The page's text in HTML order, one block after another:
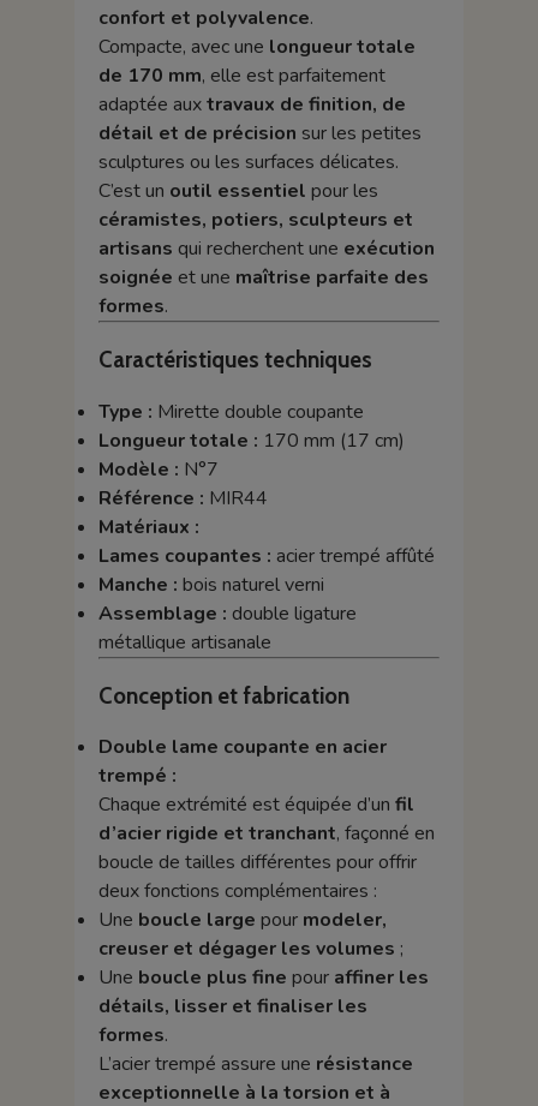
confort et polyvalence.
Compacte, avec une longueur totale
de 170 mm, elle est parfaitement
adaptée auxtravaux de finition, de
détail et de précision sur les petites
sculptures ou les surfaces délicates.
C’est un outil essentiel pour les
céramistes, potiers, sculpteurs et
artisans qui recherchent une exécution
soignée et une maîtrise parfaite des
formes.
Caractéristiques techniques
Type : Mirette double coupante
Longueur totale : 170 mm (17 cm)
Modèle : N°7
Référence : MIR44
Matériaux :
Lames coupantes : acier trempé affûté
Manche : bois naturel verni
Assemblage : double ligature
métallique artisanale
Conception et fabrication
Double lame coupante en acier
trempé :
Chaque extrémité est équipée d’un fil
d’acier rigide et tranchant, façonné en
boucle de tailles différentes pour offrir
deux fonctions complémentaires :
Une boucle large pour modeler,
creuser et dégager les volumes ;
Une boucle plus fine pour affiner les
détails, lisser et finaliser les
formes.
L’acier trempé assure une résistance
exceptionnelle à la torsion et à